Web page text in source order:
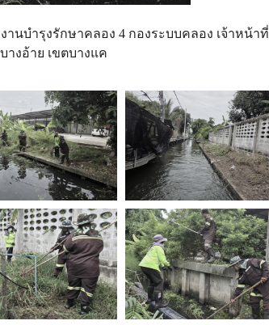
นบำรุงรักษาคลอง 4 กองระบบคลอง เจ้าหน้าที่
งอ้าย เขตบางแค